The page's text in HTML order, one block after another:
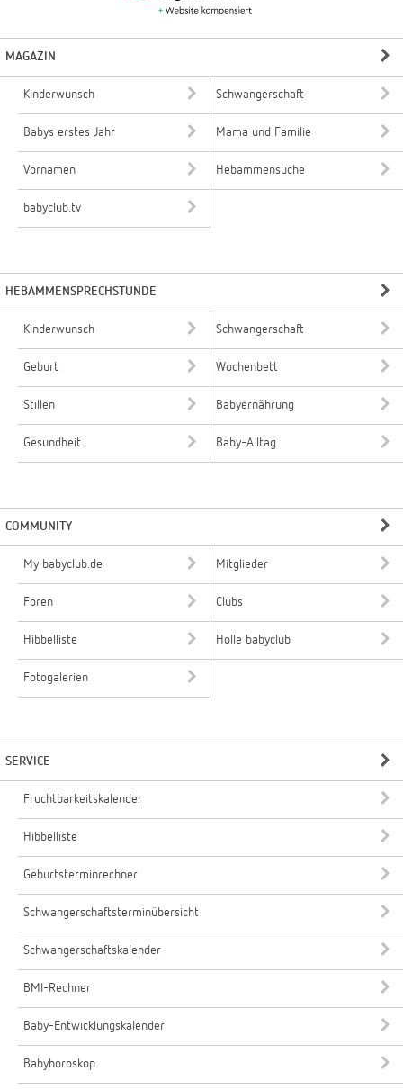
MAGAZIN
Kinderwunsch Schwangerschaft
Babys erstes Jahr Mama und Familie
Vornamen Hebammensuche
babyclub.tv
HEBAMMENSPRECHSTUNDE
Kinderwunsch Schwangerschaft
Geburt Wochenbett
Stillen Babyernährung
Gesundheit Baby-Alltag
COMMUNITY
My babyclub.de Mitglieder
Foren Clubs
Hibbelliste Holle babyclub
Fotogalerien
SERVICE
Fruchtbarkeitskalender
Hibbelliste
Geburtsterminrechner
Schwangerschaftsterminübersicht
Schwangerschaftskalender
BMI-Rechner
Baby-Entwicklungskalender
Babyhoroskop